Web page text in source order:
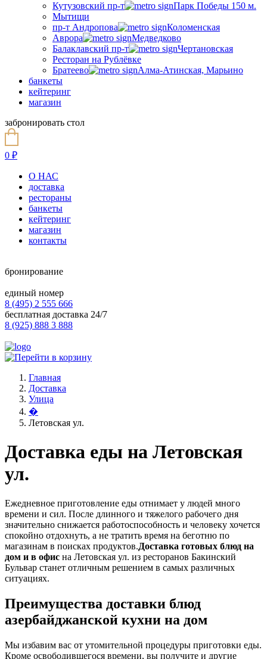
Кутузовский пр-т
Парк Победы 150 м.
Мытищи
пр-т Андропова
Коломенская
Аврора
Медведково
Балаклавский пр-т
Чертановская
Ресторан на Рублёвке
Братеево
Алма-Атинская, Марьино
банкеты
кейтеринг
магазин
забронировать стол
0 ₽
О НАС
доставка
рестораны
банкеты
кейтеринг
магазин
контакты
бронирование
единый номер
8 (495) 2 555 666
бесплатная доставка 24/7
8 (925) 888 3 888
Главная
Доставка
Улица
�
Летовская ул.
Доставка еды на Летовская
ул.
Ежедневное приготовление еды отнимает у людей много
времени и сил. После длинного и тяжелого рабочего дня
значительно снижается работоспособность и человеку хочется
спокойно отдохнуть, а не тратить время на беготню по
магазинам в поисках продуктов.Доставка готовых блюд на
дом и в офис на Летовская ул. из ресторанов Бакинский
Бульвар станет отличным решением в самых различных
ситуациях.
Преимущества доставки блюд
азербайджанской кухни на дом
Мы избавим вас от утомительной процедуры приготовки еды.
Кроме освободившегося времени, вы получите и другие